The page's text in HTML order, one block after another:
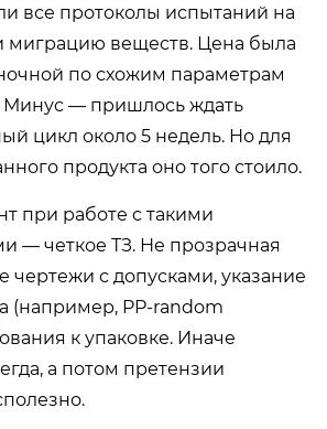
все протоколы испытаний на
миграцию веществ. Цена была
по схожим параметрам
Минус — пришлось ждать
цикл около 5 недель. Но для
продукта оно того стоило.
при работе с такими
— четкое ТЗ. Не прозрачная
чертежи с допусками, указание
(например, PP-random
к упаковке. Иначе
а потом претензии